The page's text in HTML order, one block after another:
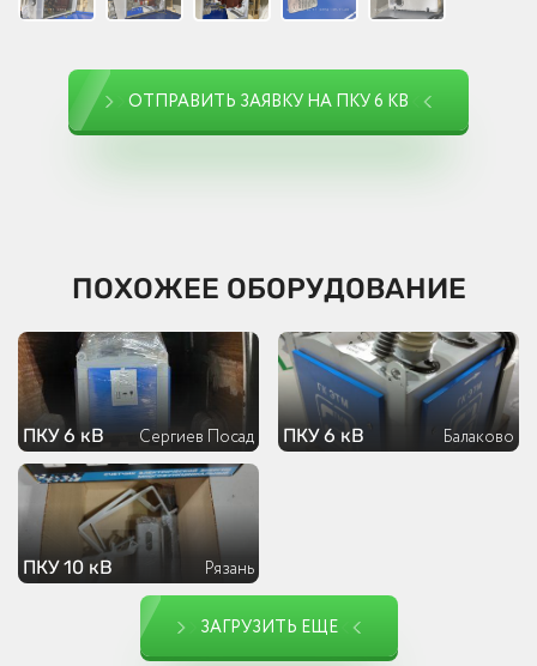
ОТПРАВИТЬ ЗАЯВКУ НА ПКУ 6 КВ
ПОХОЖЕЕ ОБОРУДОВАНИЕ
ПКУ 6 кВ Сергиев Посад ПКУ 6 кВ Балаково
ПКУ 10 кВ Рязань
ЗАГРУЗИТЬ ЕЩЕ